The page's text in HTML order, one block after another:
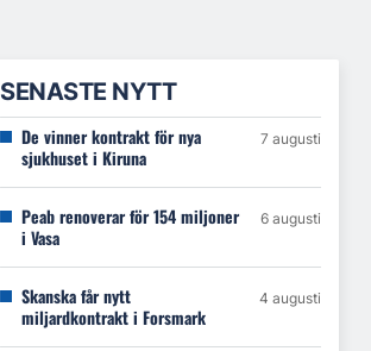
SENASTE NYTT
De vinner kontrakt för nya
sjukhuset i Kiruna
7 augusti
Peab renoverar för 154 miljoner
i Vasa
6 augusti
Skanska får nytt
miljardkontrakt i Forsmark
4 augusti